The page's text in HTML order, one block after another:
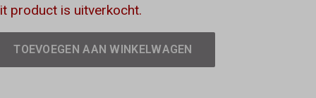
product is uitverkocht.
TOEVOEGEN AAN WINKELWAGEN